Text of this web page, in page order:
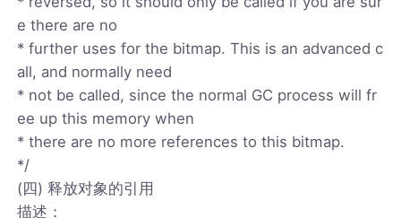
e there are no
* further uses for the bitmap. This is an advanced c
all, and normally need
* not be called, since the normal GC process will fr
ee up this memory when
* there are no more references to this bitmap.
*/
(四) 释放对象的引用
描述：